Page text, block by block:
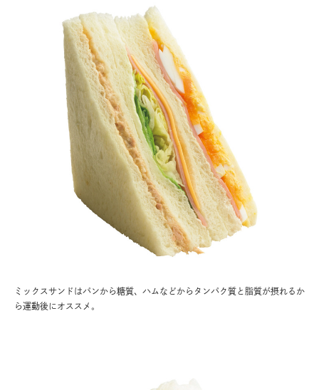
ミックスサンドはパンから糖質、ハムなどからタンパク質と脂質が摂れるか
ら運動後にオススメ。